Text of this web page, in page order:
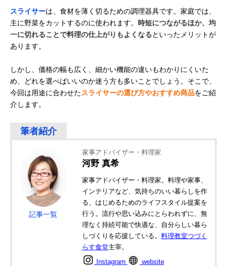
スライサーは、食材を薄く切るための調理器具です。家庭では、
主に野菜をカットするのに使われます。 時短につながるほか、均
一に切れることで料理の仕上がりもよくなるといったメリットが
あります。
しかし、価格の幅も広く、細かい機能の違いもわかりにくいた
め、どれを選べばいいのか迷う方も多いことでしょう。そこで、
今回は用途に合わせたスライサーの選び方やおすすめ商品をご紹
介します。
記事一覧
家事アドバイザー・料理家
河野 真希
家事アドバイザー・料理家。料理や家事、
インテリアなど、気持ちのいい暮らしを作
る、はじめるためのライフスタイル提案を
行う。流行や思い込みにとらわれずに、無
理なく持続可能で快適な、自分らしい暮ら
しづくりを応援している。 料理教室つづく
らす食堂主宰。
Instagram website